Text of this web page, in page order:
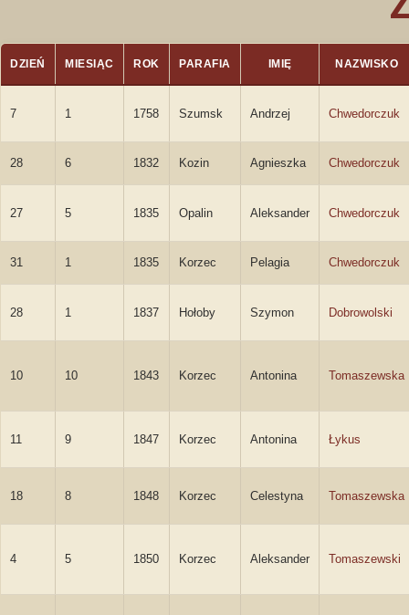
DZIEŃ MIESIĄC ROK PARAFIA IMIĘ NAZWISKO
7 1 1758 Szumsk Andrzej Chwedorczuk
28 6 1832 Kozin Agnieszka Chwedorczuk
27 5 1835 Opalin Aleksander Chwedorczuk
31 1 1835 Korzec Pelagia Chwedorczuk
28 1 1837 Hołoby Szymon Dobrowolski
10 10 1843 Korzec Antonina Tomaszewska
11 9 1847 Korzec Antonina Łykus
18 8 1848 Korzec Celestyna Tomaszewska
4 5 1850 Korzec Aleksander Tomaszewski